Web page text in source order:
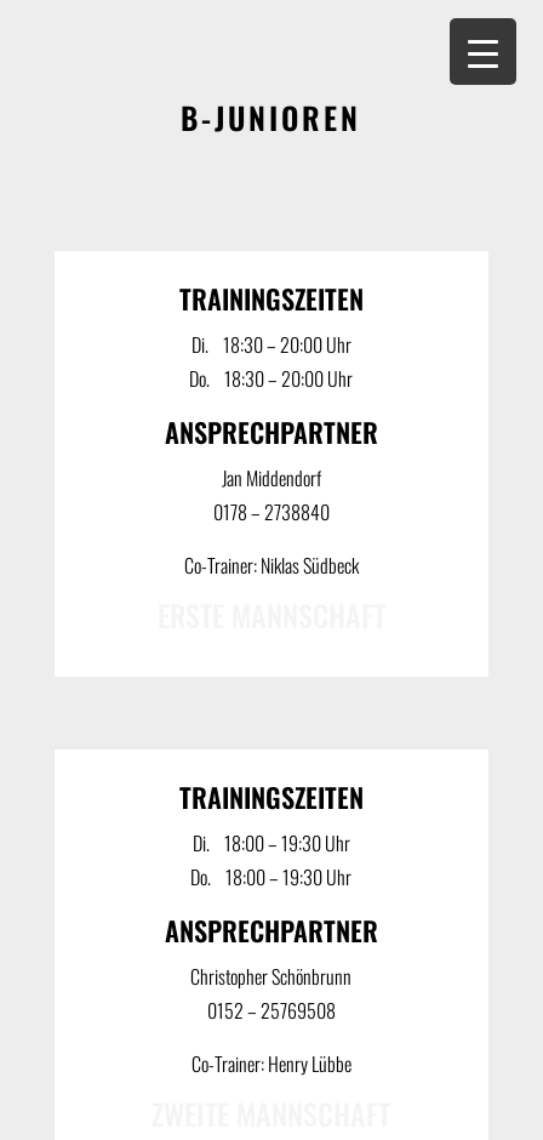
B-JUNIOREN
TRAININGSZEITEN
Di. ‎ ‎ ‎ 18:30 – 20:00 Uhr
Do. ‎ ‎ ‎ 18:30 – 20:00 Uhr
ANSPRECHPARTNER
Jan Middendorf
0178 – 2738840
Co-Trainer: Niklas Südbeck
TRAININGSZEITEN
Di. ‎ ‎ ‎ 18:00 – 19:30 Uhr
Do. ‎ ‎ ‎ 18:00 – 19:30 Uhr
ANSPRECHPARTNER
Christopher Schönbrunn
0152 – 25769508
Co-Trainer: Henry Lübbe